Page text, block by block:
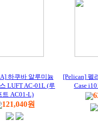
하쿠바 알루미늄
LUFT AC-01L (루
트 AC01-L)
121,040원
[Pelican] 펠
Case